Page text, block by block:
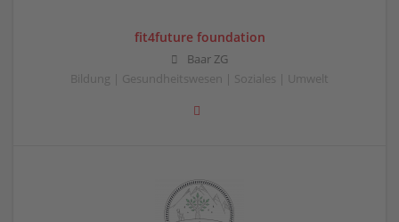
fit4future foundation
Baar ZG
Bildung | Gesundheitswesen | Soziales | Umwelt